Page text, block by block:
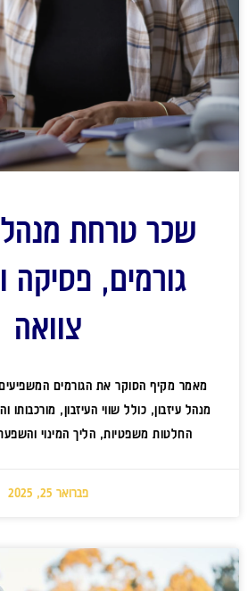
שכר טרחת מנהל
גורמים,
צוואה
מאמר מקיף הסוקר את הגורמים
מנהל עיזבון, כולל שווי העיזבון, מורכבותו
החלטות משפטיות, הליך המינוי
פברואר 25, 2025